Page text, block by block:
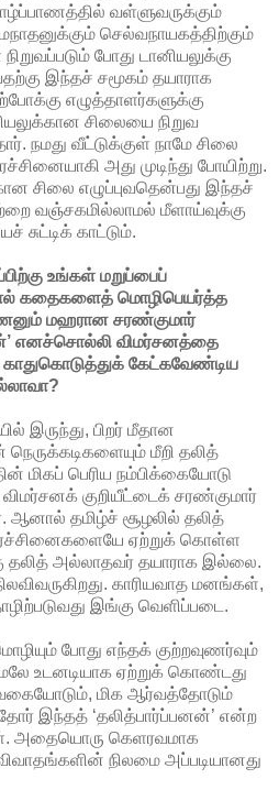
வள்ளுவருக்கும்
செல்வநாயகத்திற்கும்
போது டானியலுக்கு
இந்தச் சமூகம் தயாராக
எழுத்தாளர்களுக்கு
சிலையை நிறுவ
நமது வீட்டுக்குள் நாமே சிலை
அது முடிந்து போயிற்று.
சிலை எழுப்புவதென்பது இந்தச்
வஞ்சகமில்லாமல் மீளாய்வுக்கு
சுட்டிக் காட்டும்.
உங்கள் மறுப்பைப்
கதைகளைத் மொழிபெயர்த்த
மஹரான சரண்குமார்
எனச்சொல்லி விமர்சனத்தை
கேட்கவேண்டிய
இருந்து, பிறர் மீதான
நெருக்கடிகளையும் மீறி தலித்
மிகப் பெரிய நம்பிக்கையோடு
விமர்சனக் குறியீட்டைக் சரண்குமார்
ஆனால் தமிழ்ச் சூழலில் தலித்
ஏற்றுக் கொள்ள
தலித் அல்லாதவர் தயாராக இல்லை.
காரியவாத மனங்கள்,
இங்கு வெளிப்படை.
போது எந்தக் குற்றவுணர்வும்
உடனடியாக ஏற்றுக் கொண்டது
மிக ஆர்வத்தோடும்
இந்தத் ‘தலித்பார்ப்பனன்’ என்ற
அதையொரு கெளரவமாக
நிலமை அப்படியானது